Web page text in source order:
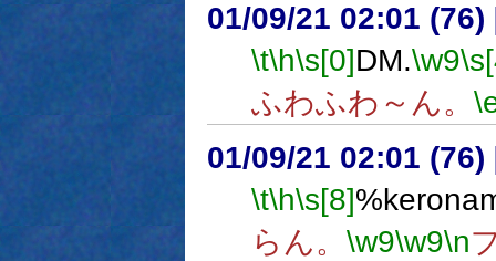
01/09/21 02:01 (76)
\t\h\s[0]DM.\w9
ふわふわ～ん。
01/09/21 02:01 (76)
\t\h\s[8]
らん。 \w9\w9\n